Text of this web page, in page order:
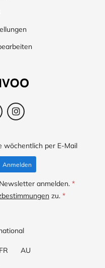
wöchentlich per E-Mail
Anmelden
anmelden. *
zu. *
FR
AU